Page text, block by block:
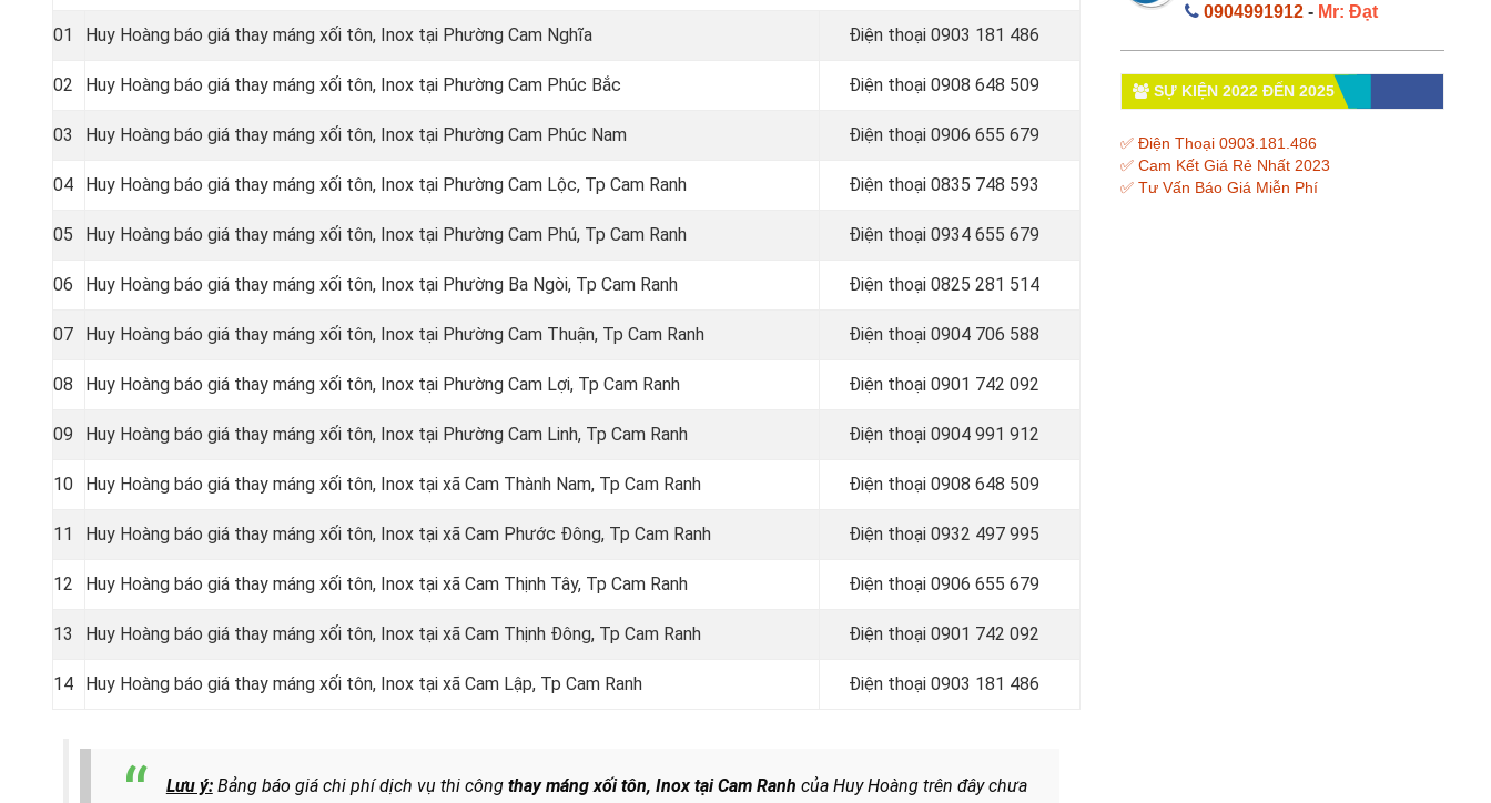
01 Huy Hoàng báo giá thay máng xối tôn, Inox tại Phường Cam Nghĩa Điện thoại 0903 181 486
02 Huy Hoàng báo giá thay máng xối tôn, Inox tại Phường Cam Phúc Bắc Điện thoại 0908 648 509
03 Huy Hoàng báo giá thay máng xối tôn, Inox tại Phường Cam Phúc Nam Điện thoại 0906 655 679
04 Huy Hoàng báo giá thay máng xối tôn, Inox tại Phường Cam Lộc, Tp Cam Ranh Điện thoại 0835 748 593
05 Huy Hoàng báo giá thay máng xối tôn, Inox tại Phường Cam Phú, Tp Cam Ranh Điện thoại 0934 655 679
06 Huy Hoàng báo giá thay máng xối tôn, Inox tại Phường Ba Ngòi, Tp Cam Ranh Điện thoại 0825 281 514
07 Huy Hoàng báo giá thay máng xối tôn, Inox tại Phường Cam Thuận, Tp Cam Ranh Điện thoại 0904 706 588
08 Huy Hoàng báo giá thay máng xối tôn, Inox tại Phường Cam Lợi, Tp Cam Ranh Điện thoại 0901 742 092
09 Huy Hoàng báo giá thay máng xối tôn, Inox tại Phường Cam Linh, Tp Cam Ranh Điện thoại 0904 991 912
10 Huy Hoàng báo giá thay máng xối tôn, Inox tại xã Cam Thành Nam, Tp Cam Ranh Điện thoại 0908 648 509
11 Huy Hoàng báo giá thay máng xối tôn, Inox tại xã Cam Phước Đông, Tp Cam Ranh Điện thoại 0932 497 995
12 Huy Hoàng báo giá thay máng xối tôn, Inox tại xã Cam Thịnh Tây, Tp Cam Ranh Điện thoại 0906 655 679
13 Huy Hoàng báo giá thay máng xối tôn, Inox tại xã Cam Thịnh Đông, Tp Cam Ranh Điện thoại 0901 742 092
14 Huy Hoàng báo giá thay máng xối tôn, Inox tại xã Cam Lập, Tp Cam Ranh Điện thoại 0903 181 486
Lưu ý:Bảng báo giá chi phí dịch vụ thi công thay máng xối tôn, Inox tại Cam Ranh của Huy Hoàng trên đây chưa
0904991912 - Mr: Đạt
SỰ KIỆN 2022 ĐẾN 2025
✅ Điện Thoại 0903.181.486
✅ Cam Kết Giá Rẻ Nhất 2023
✅ Tư Vấn Báo Giá Miễn Phí